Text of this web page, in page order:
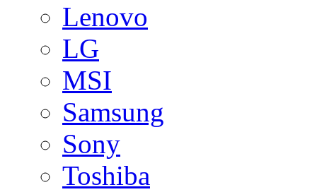
Lenovo
LG
MSI
Samsung
Sony
Toshiba